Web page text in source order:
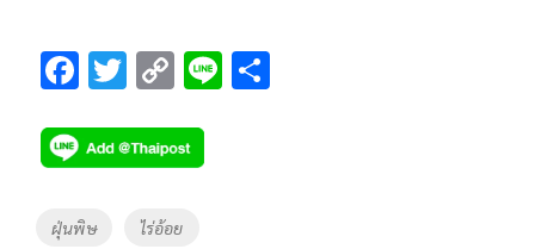
F
e
b
o
T
tt
er
C
p
y
Li
Li
Tags
ฝุ่นพิษ ไร่อ้อย